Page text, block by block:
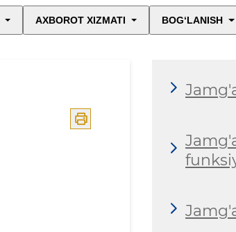
AXBOROT XIZMATI BOG‘LANISH